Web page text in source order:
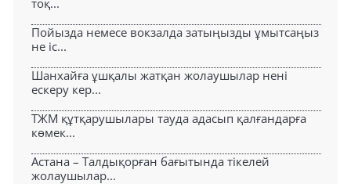
Пойызда немесе вокзалда затыңызды ұмытсаңыз
не іс...
Шанхайға ұшқалы жатқан жолаушылар нені
ескеру кер...
ТЖМ құтқарушылары тауда адасып қалғандарға
көмек...
Астана – Талдықорған бағытында тікелей
жолаушылар...